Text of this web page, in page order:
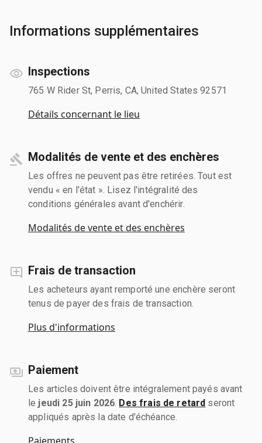
Informations supplémentaires
Inspections
765 W Rider St, Perris, CA, United States 92571
Détails concernant le lieu
Modalités de vente et des enchères
Les offres ne peuvent pas être retirées. Tout est
vendu « en l'état ». Lisez l'intégralité des
conditions générales avant d'enchérir.
Modalités de vente et des enchères
Frais de transaction
Les acheteurs ayant remporté une enchère seront
tenus de payer des frais de transaction.
Plus d'informations
Paiement
Les articles doivent être intégralement payés avant
le jeudi 25 juin 2026 Des frais de retard seront
appliqués après la date d'échéance.